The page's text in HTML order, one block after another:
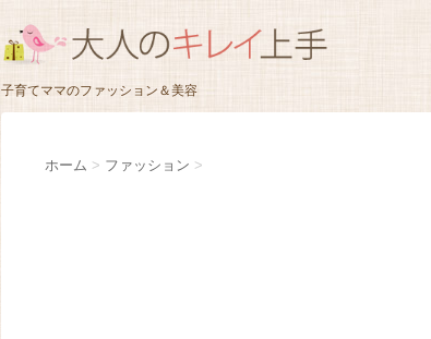
子育てママのファッション＆美容
ホーム > ファッション >